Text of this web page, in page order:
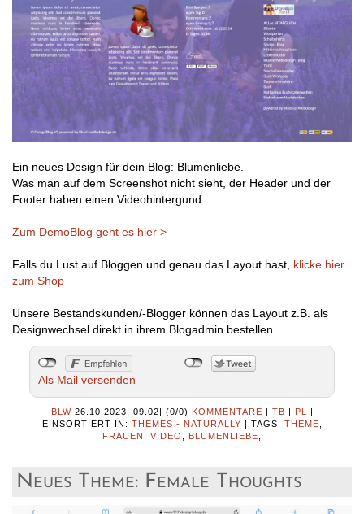
Ein neues Design für dein Blog: Blumenliebe.
Was man auf dem Screenshot nicht sieht, der Header und der
Footer haben einen Videohintergund.
Zum DemoBlog geht es hier >
Falls du Lust auf Bloggen und genau das Layout hast, klicke hier
zum Shop
Unsere Bestandskunden/-Blogger können das Layout z.B. als
Designwechsel direkt in ihrem Blogadmin bestellen.
Als Mail versenden
BLW 26.10.2023, 09.02| (0/0) KOMMENTARE | TB | PL
|
EINSORTIERT IN: THEMES - NATURALLY | TAGS: THEME
FRAUEN
VIDEO BLUMENLIEBE
Neues Theme: Female Thoughts